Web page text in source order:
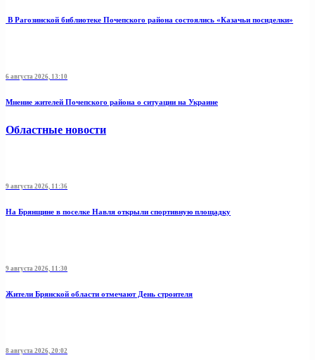
В Рагозинской библиотеке Почепского района состоялись «Казачьи посиделки»
6 августа 2026, 13:10
Мнение жителей Почепского района о ситуации на Украине
Областные новости
9 августа 2026, 11:36
На Брянщине в поселке Навля открыли спортивную площадку
9 августа 2026, 11:30
Жители Брянской области отмечают День строителя
8 августа 2026, 20:02